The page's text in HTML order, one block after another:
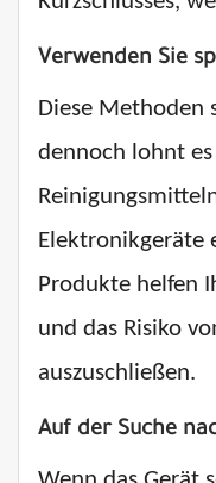
Verwenden Sie
Diese Methoden
dennoch lohnt es
Elektronikgeräte
Produkte helfen
und das Risiko
auszuschließen.
Auf der Suche